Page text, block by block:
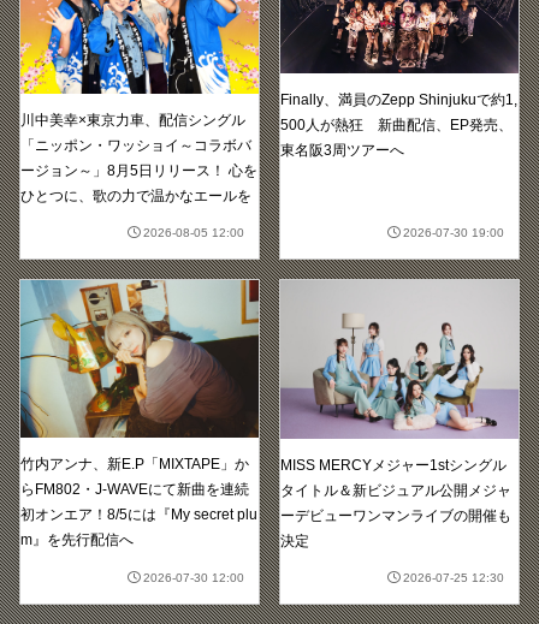
川中美幸×東京力車、配信シングル
「ニッポン・ワッショイ～コラボバ
ージョン～」8月5日リリース！ 心を
ひとつに、歌の力で温かなエールを
2026-08-05 12:00
Finally、満員のZepp Shinjukuで約1,
500人が熱狂 新曲配信、EP発売、
東名阪3周ツアーへ
2026-07-30 19:00
竹内アンナ、新E.P「MIXTAPE」か
らFM802・J-WAVEにて新曲を連続
初オンエア！8/5には『My secret plu
m』を先行配信へ
2026-07-30 12:00
MISS MERCYメジャー1stシングル
タイトル＆新ビジュアル公開メジャ
ーデビューワンマンライブの開催も
決定
2026-07-25 12:30